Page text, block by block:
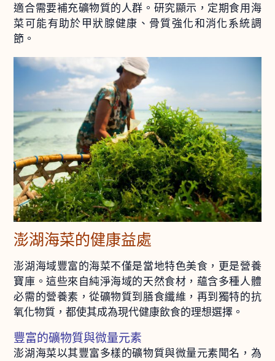
適合需要補充礦物質的人群。研究顯示，定期食用海
菜可能有助於甲狀腺健康、骨質強化和消化系統調
節。
澎湖海菜的健康益處
澎湖海域豐富的海菜不僅是當地特色美食，更是營養
寶庫。這些來自純淨海域的天然食材，蘊含多種人體
必需的營養素，從礦物質到膳食纖維，再到獨特的抗
氧化物質，都使其成為現代健康飲食的理想選擇。
豐富的礦物質與微量元素
澎湖海菜以其豐富多樣的礦物質與微量元素聞名，為